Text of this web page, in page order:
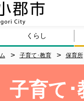
くらし
子育て･教育 保育所
子育て･